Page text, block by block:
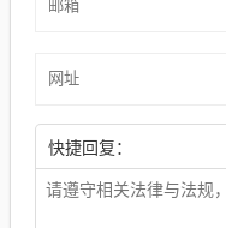
快捷回复：